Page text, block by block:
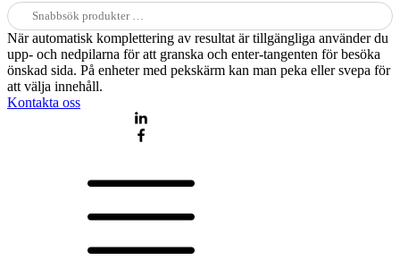
Sök
efter:
När automatisk komplettering av resultat är tillgängliga använder du
upp- och nedpilarna för att granska och enter-tangenten för besöka
önskad sida. På enheter med pekskärm kan man peka eller svepa för
att välja innehåll.
Kontakta oss